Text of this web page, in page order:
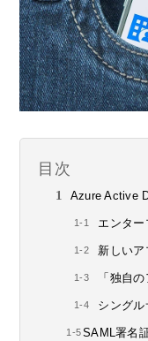
目次
Azure Active
エンター
新しいア
「独自
シングル
SAML署名